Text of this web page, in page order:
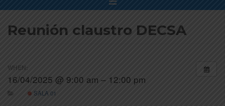
Reunión claustro DECSA
WHEN:
16/04/2025 @ 9:00 am – 12:00 pm
SALA 01